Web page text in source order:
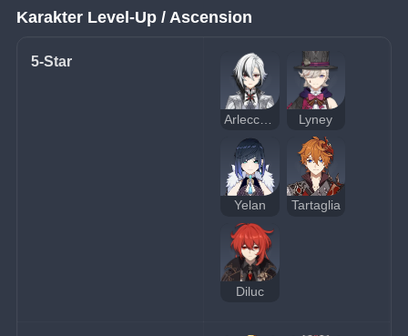
Karakter Level-Up / Ascension
5-Star
Arlecchino Lyney
Yelan Tartaglia
Diluc